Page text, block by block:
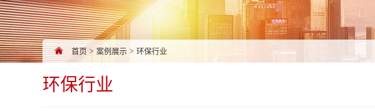
首页 > 案例展示 > 环保行业
环保行业